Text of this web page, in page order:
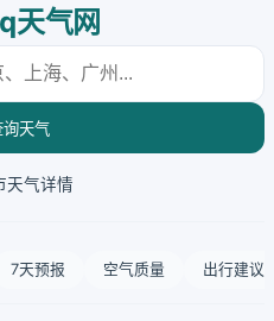
天气网
天气
天气详情
7天预报 空气质量 出行建议